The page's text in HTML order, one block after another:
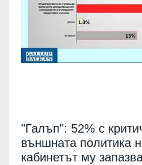
"Галъп": 52% с
външната политика
кабинетът му